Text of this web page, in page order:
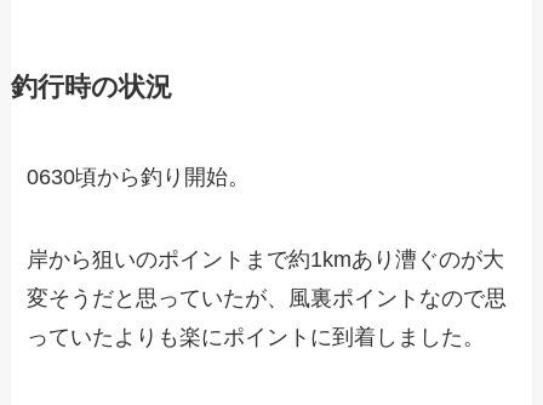
釣行時の状況
0630頃から釣り開始。
岸から狙いのポイントまで約1kmあり漕ぐのが大
変そうだと思っていたが、風裏ポイントなので思
っていたよりも楽にポイントに到着しました。